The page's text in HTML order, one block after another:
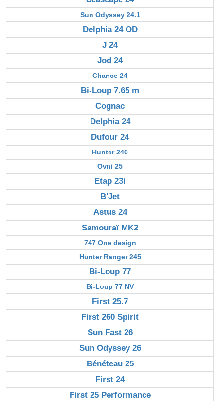
Sun Odyssey 24.1
Delphia 24 OD
J 24
Jod 24
Chance 24
Bi-Loup 7.65 m
Cognac
Delphia 24
Dufour 24
Hunter 240
Ovni 25
Etap 23i
B'Jet
Astus 24
Samouraï MK2
747 One design
Hunter Ranger 245
Bi-Loup 77
Bi-Loup 77 NV
First 25.7
First 260 Spirit
Sun Fast 26
Sun Odyssey 26
Bénéteau 25
First 24
First 25 Performance